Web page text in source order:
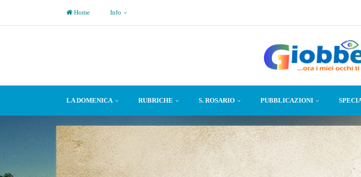
Home Info
LA DOMENICA RUBRICHE S. ROSARIO PUBBLICAZIONI